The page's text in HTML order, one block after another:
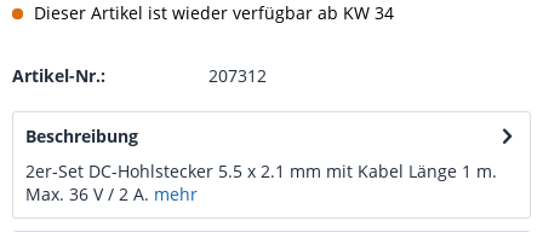
Dieser Artikel ist wieder verfügbar ab KW 34
Artikel-Nr.: 207312
Beschreibung
2er-Set DC-Hohlstecker 5.5 x 2.1 mm mit Kabel Länge 1 m.
Max. 36 V / 2 A. mehr